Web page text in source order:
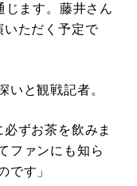
じます。藤井さん
いただく予定で
と観戦記者。
ずお茶を飲みま
ファンにも知ら
です」